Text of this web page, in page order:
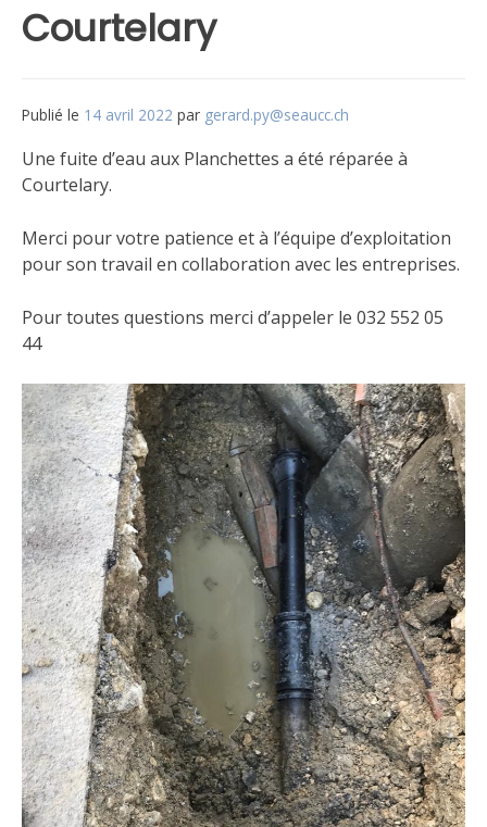
Courtelary
Publié le 14 avril 2022 par gerard.py@seaucc.ch
Une fuite d’eau aux Planchettes a été réparée à
Courtelary.
Merci pour votre patience et à l’équipe d’exploitation
pour son travail en collaboration avec les entreprises.
Pour toutes questions merci d’appeler le 032 552 05
44